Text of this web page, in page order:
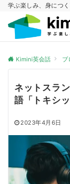
学ぶ楽しみ、身につ
Kimini英会話 ブ
ネットスラ
語「トキシ
2023年4月6日